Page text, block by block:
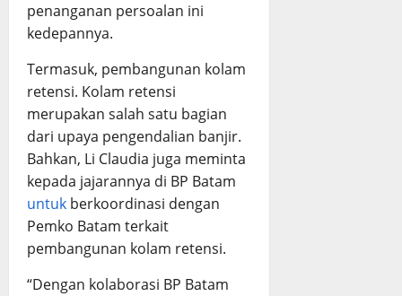
penanganan persoalan ini
kedepannya.
Termasuk, pembangunan kolam
retensi. Kolam retensi
merupakan salah satu bagian
dari upaya pengendalian banjir.
Bahkan, Li Claudia juga meminta
kepada jajarannya di BP Batam
untuk berkoordinasi dengan
Pemko Batam terkait
pembangunan kolam retensi.
“Dengan kolaborasi BP Batam